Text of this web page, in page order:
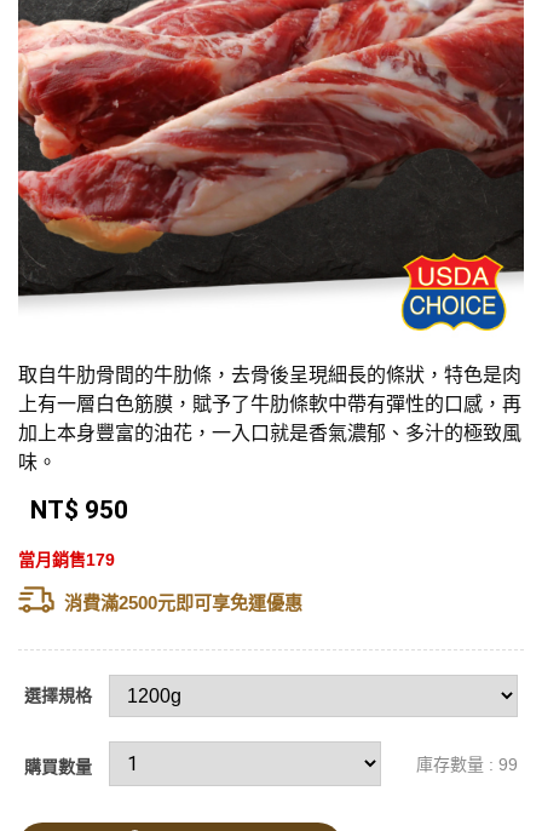
取自牛肋骨間的牛肋條，去骨後呈現細長的條狀，特色是肉
上有一層白色筋膜，賦予了牛肋條軟中帶有彈性的口感，再
加上本身豐富的油花，一入口就是香氣濃郁、多汁的極致風
味。
NT$ 950
當月銷售179
消費滿2500元即可享免運優惠
選擇規格
購買數量 庫存數量 : 99